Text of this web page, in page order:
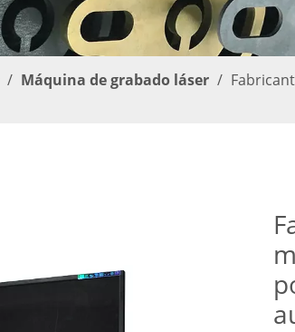
/ Máquina de grabado láser /